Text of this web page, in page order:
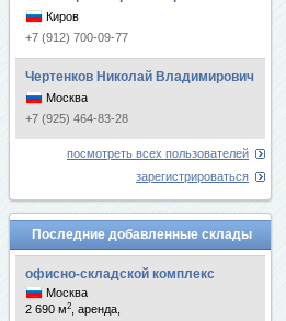
Киров
+7 (912) 700-09-77
Чертенков Николай Владимирович
Москва
+7 (925) 464-83-28
посмотреть всех пользователей
зарегистрироваться
Последние добавленные склады
офисно-складской комплекс
Москва
2 690 м2
, аренда,